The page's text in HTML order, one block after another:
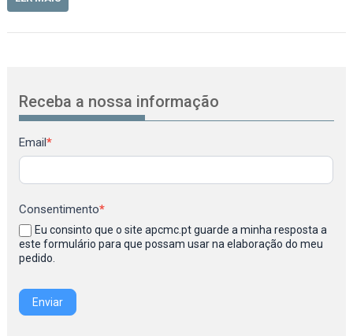
Receba a nossa informação
Newsletter
Email*
Consentimento*
Eu consinto que o site apcmc.pt guarde a minha resposta a
este formulário para que possam usar na elaboração do meu
pedido.
Enviar